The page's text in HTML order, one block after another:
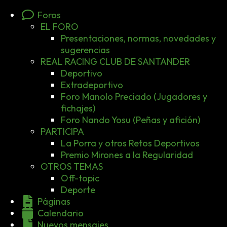
Foros
EL FORO
Presentaciones, normas, novedades y
sugerencias
REAL RACING CLUB DE SANTANDER
Deportivo
Extradeportivo
Foro Manolo Preciado (Jugadores y
fichajes)
Foro Nando Yosu (Peñas y afición)
PARTICIPA
La Porra y otros Retos Deportivos
Premio Mirones a la Regularidad
OTROS TEMAS
Off-topic
Deporte
Páginas
Calendario